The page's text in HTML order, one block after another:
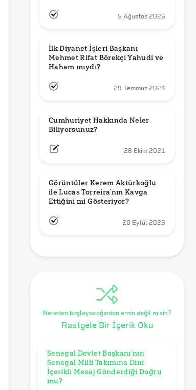
5 Ağustos 2026
İlk Diyanet İşleri Başkanı
Mehmet Rifat Börekçi Yahudi ve
Haham mıydı?
29 Temmuz 2024
Cumhuriyet Hakkında Neler
Biliyorsunuz?
28 Ekim 2021
Görüntüler Kerem Aktürkoğlu
ile Lucas Torreira’nın Kavga
Ettiğini mi Gösteriyor?
20 Eylül 2023
Nereden başlayacağından emin değil misin?
Rastgele Bir İçerik Oku
Senegal Devlet Başkanı’nın
Senegal Milli Takımına Dini
İçerikli Mesaj Gönderdiği Doğru
mu?